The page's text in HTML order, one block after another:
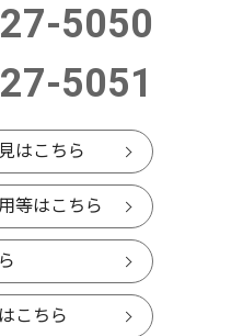
5050
5051
はこちら
等はこちら
こちら